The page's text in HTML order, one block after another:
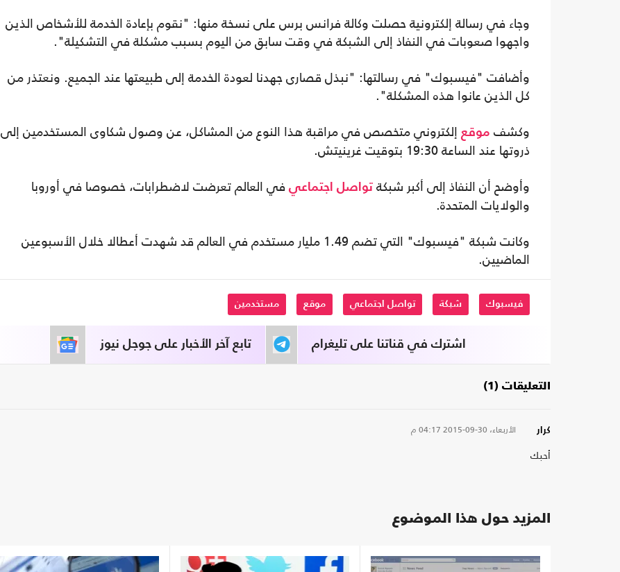
وجاء في رسالة إلكترونية حصلت وكالة فرانس برس على نسخة منها: "نقوم بإعادة الخدمة للأشخاص الذين
واجهوا صعوبات في النفاذ إلى الشبكة في وقت سابق من اليوم بسبب مشكلة في التشكيلة".
وأضافت "فيسبوك" في رسالتها: "نبذل قصارى جهدنا لعودة الخدمة إلى طبيعتها عند الجميع. ونعتذر من
كل الذين عانوا هذه المشكلة".
وكشف موقع إلكتروني متخصص في مراقبة هذا النوع من المشاكل، عن وصول شكاوى المستخدمين إلى
ذروتها عند الساعة 19:30 بتوقيت غرينيتش.
وأوضح أن النفاذ إلى أكبر شبكة تواصل اجتماعي في العالم تعرضت لاضطرابات، خصوصا في أوروبا
والولايات المتحدة.
وكانت شبكة "فيسبوك" التي تضم 1.49 مليار مستخدم في العالم قد شهدت أعطالا خلال الأسبوعين
الماضيين.
فيسبوك شبكة تواصل اجتماعي موقع مستخدمين
تابع آخر الأخبار على جوجل نيوز اشترك في قناتنا على تليغرام
التعليقات (1)
كرار الأربعاء، 30-09-2015 04:17 م
أحبك
المزيد حول هذا الموضوع